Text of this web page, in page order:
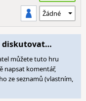
diskutovat…
můžete tuto hru
napsat komentář,
ze seznamů (vlastním,